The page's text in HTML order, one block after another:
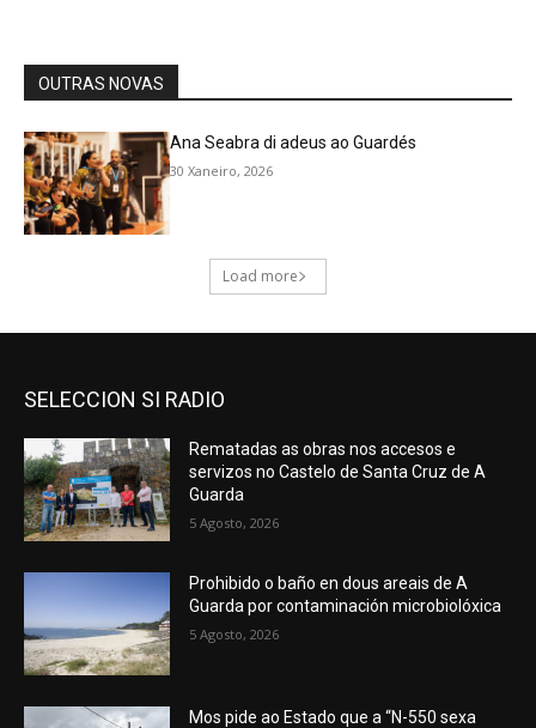
SELECCION SI RADIO
Rematadas as obras nos accesos e
servizos no Castelo de Santa Cruz de A
Guarda
5 Agosto, 2026
Prohibido o baño en dous areais de A
Guarda por contaminación microbiolóxica
5 Agosto, 2026
Mos pide ao Estado que a “N-550 sexa